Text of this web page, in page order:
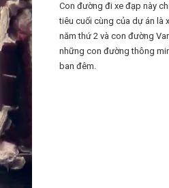
Con đường đi xe đạp này
tiêu cuối cùng của dự án là
năm thứ 2 và con đường
những con đường thông
ban đêm.